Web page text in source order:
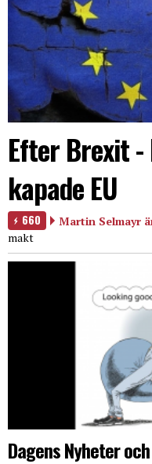
Efter Brexit -
kapade EU
660 Martin Selmayr
makt
Dagens Nyheter